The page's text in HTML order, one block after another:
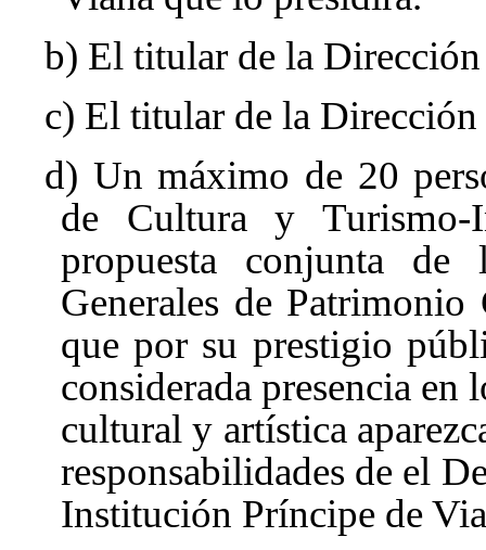
b) El titular de la
c) El titular de la
d) Un máximo de 20
de Cultura y Turismo-
propuesta conjunta de
Generales de
que por su prestigio
considerada presencia
cultural y artística
responsabilidades de el
Institución Príncipe de